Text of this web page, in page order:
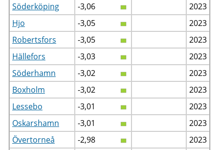
Söderköping
-3,06
2023
Hjo
-3,05
2023
Robertsfors
-3,05
2023
Hällefors
-3,03
2023
Söderhamn
-3,02
2023
Boxholm
-3,02
2023
Lessebo
-3,01
2023
Oskarshamn
-3,01
2023
Övertorneå
-2,98
2023